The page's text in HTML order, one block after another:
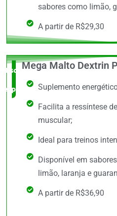
sabores como limão,
A partir de R$29,30
Escolha do
especialista
Mega Malto Dextrin
Suplemento
Facilita a ressíntese
muscular;
Ideal para treinos
Disponível em
limão, laranja e
A partir de R$36,90